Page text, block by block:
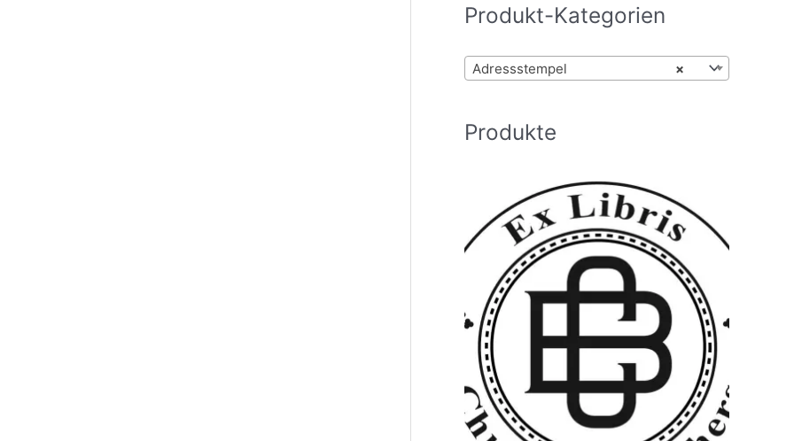
n
:
Produkt-Kategorien
×
Adressstempel
Produkte